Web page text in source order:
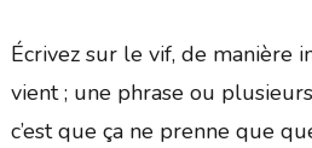
Écrivez sur le vif, de manière
vient ; une phrase ou
c’est que ça ne prenne que